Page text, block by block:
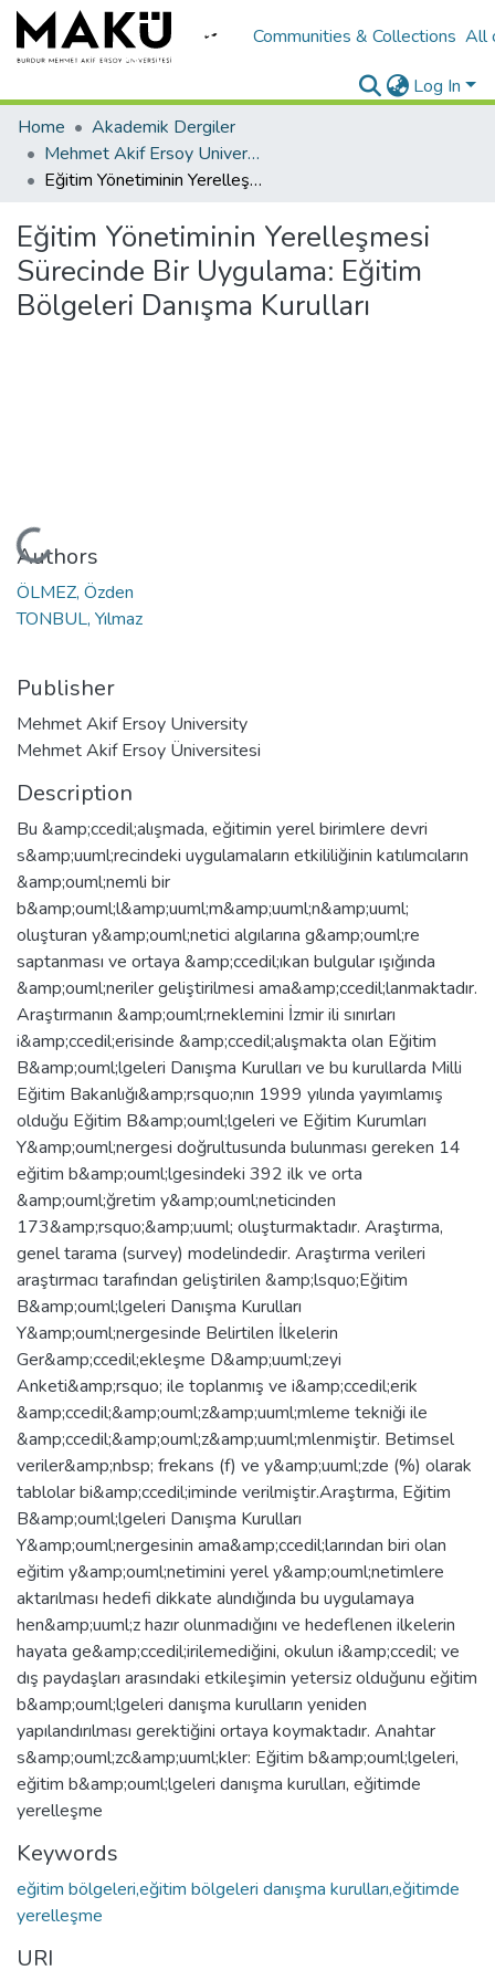
Communities & Collections All
Log In
Home
Akademik Dergiler
Mehmet Akif Ersoy University Journal of Education Faculty
Eğitim Yönetiminin Yerelleşmesi Sürecinde Bir Uygulama: Eğitim Bölgeleri Danışma Kurulları
Eğitim Yönetiminin Yerelleşmesi
Sürecinde Bir Uygulama: Eğitim
Bölgeleri Danışma Kurulları
Loading...
Authors
ÖLMEZ, Özden
TONBUL, Yılmaz
Publisher
Mehmet Akif Ersoy University
Mehmet Akif Ersoy Üniversitesi
Description
Bu &amp;ccedil;alışmada, eğitimin yerel birimlere devri
s&amp;uuml;recindeki uygulamaların etkililiğinin katılımcıların
&amp;ouml;nemli bir
b&amp;ouml;l&amp;uuml;m&amp;uuml;n&amp;uuml;
oluşturan y&amp;ouml;netici algılarına g&amp;ouml;re
saptanması ve ortaya &amp;ccedil;ıkan bulgular ışığında
&amp;ouml;neriler geliştirilmesi ama&amp;ccedil;lanmaktadır.
Araştırmanın &amp;ouml;rneklemini İzmir ili sınırları
i&amp;ccedil;erisinde &amp;ccedil;alışmakta olan Eğitim
B&amp;ouml;lgeleri Danışma Kurulları ve bu kurullarda Milli
Eğitim Bakanlığı&amp;rsquo;nın 1999 yılında yayımlamış
olduğu Eğitim B&amp;ouml;lgeleri ve Eğitim Kurumları
Y&amp;ouml;nergesi doğrultusunda bulunması gereken 14
eğitim b&amp;ouml;lgesindeki 392 ilk ve orta
&amp;ouml;ğretim y&amp;ouml;neticinden
173&amp;rsquo;&amp;uuml; oluşturmaktadır. Araştırma,
genel tarama (survey) modelindedir. Araştırma verileri
araştırmacı tarafından geliştirilen &amp;lsquo;Eğitim
B&amp;ouml;lgeleri Danışma Kurulları
Y&amp;ouml;nergesinde Belirtilen İlkelerin
Ger&amp;ccedil;ekleşme D&amp;uuml;zeyi
Anketi&amp;rsquo; ile toplanmış ve i&amp;ccedil;erik
&amp;ccedil;&amp;ouml;z&amp;uuml;mleme tekniği ile
&amp;ccedil;&amp;ouml;z&amp;uuml;mlenmiştir. Betimsel
veriler&amp;nbsp; frekans (f) ve y&amp;uuml;zde (%) olarak
tablolar bi&amp;ccedil;iminde verilmiştir.Araştırma, Eğitim
B&amp;ouml;lgeleri Danışma Kurulları
Y&amp;ouml;nergesinin ama&amp;ccedil;larından biri olan
eğitim y&amp;ouml;netimini yerel y&amp;ouml;netimlere
aktarılması hedefi dikkate alındığında bu uygulamaya
hen&amp;uuml;z hazır olunmadığını ve hedeflenen ilkelerin
hayata ge&amp;ccedil;irilemediğini, okulun i&amp;ccedil; ve
dış paydaşları arasındaki etkileşimin yetersiz olduğunu eğitim
b&amp;ouml;lgeleri danışma kurulların yeniden
yapılandırılması gerektiğini ortaya koymaktadır. Anahtar
s&amp;ouml;zc&amp;uuml;kler: Eğitim b&amp;ouml;lgeleri,
eğitim b&amp;ouml;lgeleri danışma kurulları, eğitimde
yerelleşme
Keywords
eğitim bölgeleri,eğitim bölgeleri danışma kurulları,eğitimde
yerelleşme
URI